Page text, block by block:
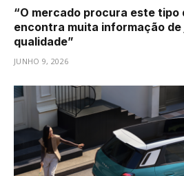
“O mercado procura este tipo
encontra muita informação de
qualidade”
JUNHO 9, 2026